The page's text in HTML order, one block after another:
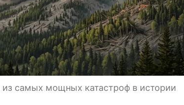
самых мощных катастроф в истории